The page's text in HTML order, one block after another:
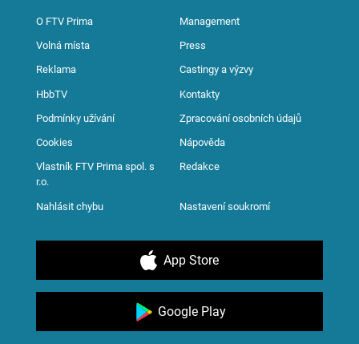
O FTV Prima Management
Volná místa Press
Reklama Castingy a výzvy
HbbTV Kontakty
Podmínky užívání Zpracování osobních údajů
Cookies Nápověda
Vlastník FTV Prima spol. s
r.o.
Redakce
Nahlásit chybu Nastavení soukromí
App Store
Google Play